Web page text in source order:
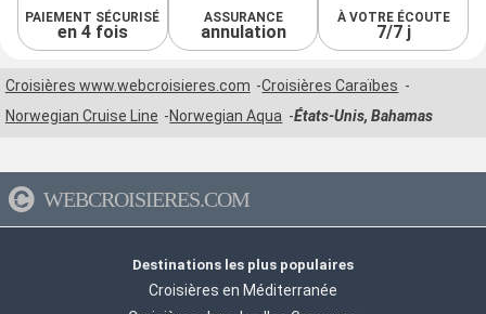
PAIEMENT SÉCURISÉ
en 4 fois
ASSURANCE
annulation
À VOTRE ÉCOUTE
7/7 j
Croisières www.webcroisieres.com
Croisières Caraïbes
Norwegian Cruise Line
Norwegian Aqua États-Unis, Bahamas
WEBCROISIERES.COM
Destinations les plus populaires
Croisières en Méditerranée